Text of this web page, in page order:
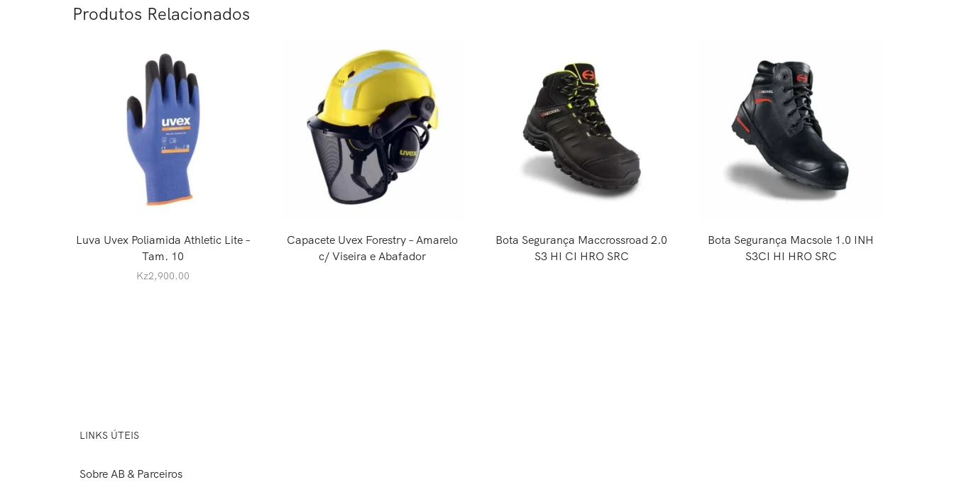
Produtos Relacionados
Luva Uvex Poliamida Athletic Lite –
Tam. 10
Kz2,900.00
Capacete Uvex Forestry – Amarelo
c/ Viseira e Abafador
Bota Segurança Maccrossroad 2.0
S3 HI CI HRO SRC
Bota Segurança Macsole 1.0 INH
S3CI HI HRO SRC
LINKS ÚTEIS
Sobre AB & Parceiros